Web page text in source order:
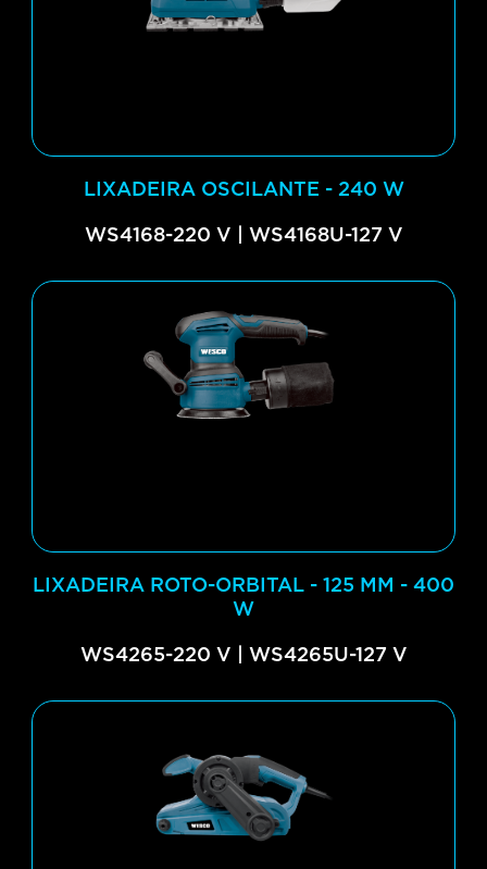
LIXADEIRA OSCILANTE - 240 W
WS4168-220 V | WS4168U-127 V
LIXADEIRA ROTO-ORBITAL - 125 MM - 400
W
WS4265-220 V | WS4265U-127 V